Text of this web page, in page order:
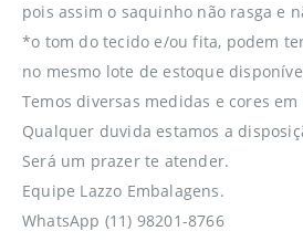
pois assim o saquinho não rasga e
*o tom do tecido e/ou fita, podem
no mesmo lote de estoque
Temos diversas medidas e cores
Qualquer duvida estamos a
Será um prazer te atender.
Equipe Lazzo Embalagens.
WhatsApp (11) 98201-8766